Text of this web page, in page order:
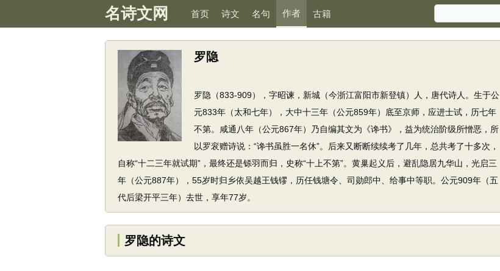
名诗文网 首页 诗文 名句 作者 古籍
罗隐
罗隐（833-909），字昭谏，新城（今浙江富阳市新登镇）人，唐代诗人。生于公
元833年（太和七年），大中十三年（公元859年）底至京师，应进士试，历七年
不第。咸通八年（公元867年）乃自编其文为《谗书》，益为统治阶级所憎恶，所
以罗衮赠诗说：“谗书虽胜一名休”。后来又断断续续考了几年，总共考了十多次，
自称“十二三年就试期”，最终还是铩羽而归，史称“十上不第”。黄巢起义后，避乱隐居九华山，光启三
年（公元887年），55岁时归乡依吴越王钱镠，历任钱塘令、司勋郎中、给事中等职。公元909年（五
代后梁开平三年）去世，享年77岁。
罗隐的诗文